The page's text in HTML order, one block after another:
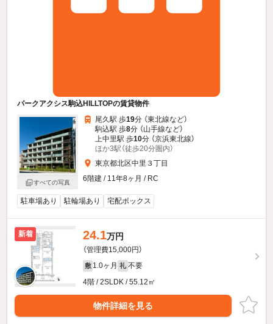
パークアクシス駒込HILLTOPの賃貸物件
すべての写真
尾久駅 歩19分 （東北線など）
駒込駅 歩8分 （山手線など）
上中里駅 歩10分 （京浜東北線）
ほか3駅（徒歩20分圏内）
東京都北区中里３丁目
6階建 / 11年8ヶ月 / RC
駐車場あり 駐輪場あり 宅配ボックス
新着 24.1万円
（管理費15,000円）
敷 1.0ヶ月 礼 不要
4階 / 2SLDK / 55.12㎡
物件詳細を見る